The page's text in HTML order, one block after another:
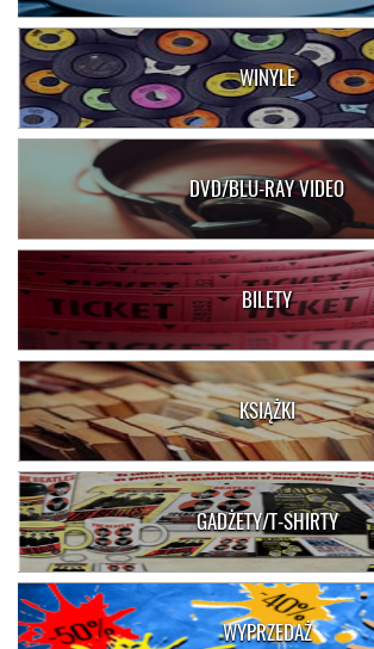
WINYLE
DVD/BLU-RAY VIDEO
BILETY
KSIĄŻKI
GADŻETY/T-SHIRTY
WYPRZEDAŻ